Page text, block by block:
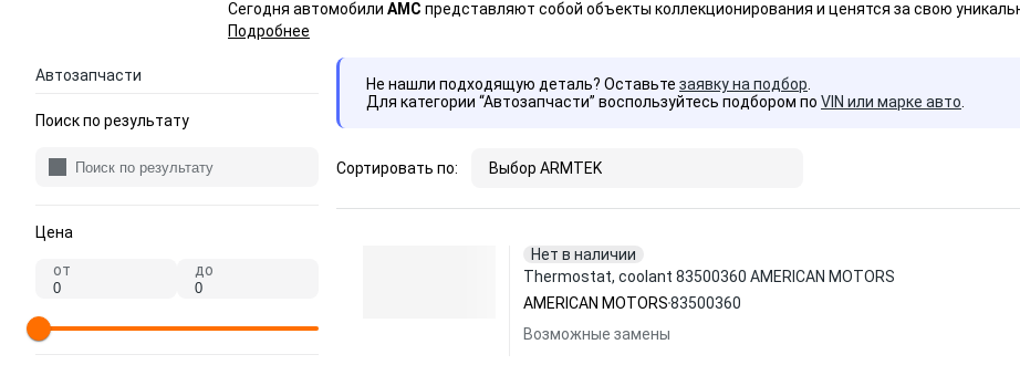
Сегодня автомобили AMC представляют собой объекты коллекционирования и ценятся за свою
Подробнее
Автозапчасти
Поиск по результату
Цена
от до
Не нашли подходящую деталь? Оставьте заявку на подбор
Для категории “Автозапчасти” воспользуйтесь подбором по VIN или марке авто
Сортировать по: Выбор ARMTEK
Нет в наличии
Thermostat, coolant 83500360 AMERICAN MOTORS
AMERICAN MOTORS83500360
Возможные замены